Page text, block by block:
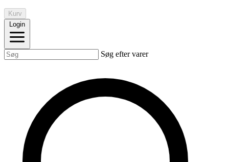
Kurv
Login
Søg efter varer